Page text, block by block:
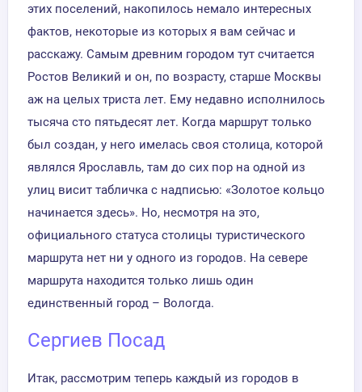
этих поселений, накопилось немало интересных
фактов, некоторые из которых я вам сейчас и
расскажу. Самым древним городом тут считается
Ростов Великий и он, по возрасту, старше Москвы
аж на целых триста лет. Ему недавно исполнилось
тысяча сто пятьдесят лет. Когда маршрут только
был создан, у него имелась своя столица, которой
являлся Ярославль, там до сих пор на одной из
улиц висит табличка с надписью: «Золотое кольцо
начинается здесь». Но, несмотря на это,
официального статуса столицы туристического
маршрута нет ни у одного из городов. На севере
маршрута находится только лишь один
единственный город – Вологда.
Сергиев Посад
Итак, рассмотрим теперь каждый из городов в